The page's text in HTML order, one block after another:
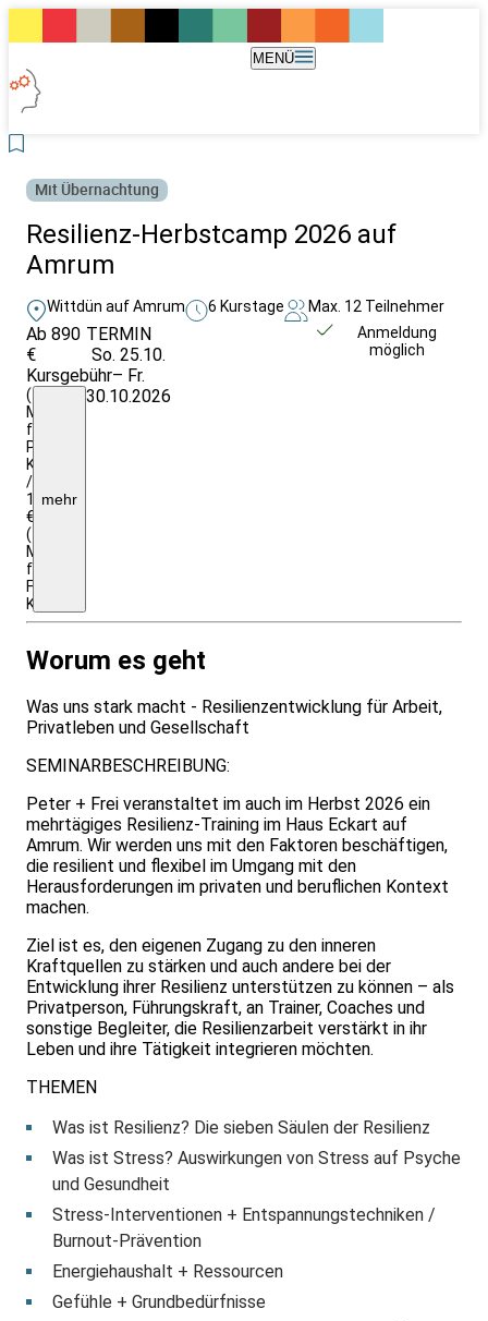
MENÜ
Mit Übernachtung
Resilienz-Herbstcamp 2026 auf
Amrum
Wittdün auf Amrum 6 Kurstage Max. 12 Teilnehmer
Ab 890
€
Kursgebühr
(zzgl.
MwSt.)
für
Privat-
Kund:innen
/
1890,00
€
(zzgl.
MwSt.)
für
Firmen-
Kund:innen
mehr
TERMIN
So. 25.10.
– Fr.
30.10.2026
Anmeldung
möglich
Worum es geht
Was uns stark macht - Resilienzentwicklung für Arbeit,
Privatleben und Gesellschaft
SEMINARBESCHREIBUNG:
Peter + Frei veranstaltet im auch im Herbst 2026 ein
mehrtägiges Resilienz-Training im Haus Eckart auf
Amrum. Wir werden uns mit den Faktoren beschäftigen,
die resilient und flexibel im Umgang mit den
Herausforderungen im privaten und beruflichen Kontext
machen.
Ziel ist es, den eigenen Zugang zu den inneren
Kraftquellen zu stärken und auch andere bei der
Entwicklung ihrer Resilienz unterstützen zu können – als
Privatperson, Führungskraft, an Trainer, Coaches und
sonstige Begleiter, die Resilienzarbeit verstärkt in ihr
Leben und ihre Tätigkeit integrieren möchten.
THEMEN
Was ist Resilienz? Die sieben Säulen der Resilienz
Was ist Stress? Auswirkungen von Stress auf Psyche
und Gesundheit
Stress-Interventionen + Entspannungstechniken /
Burnout-Prävention
Energiehaushalt + Ressourcen
Gefühle + Grundbedürfnisse